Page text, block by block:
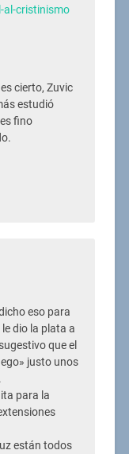
al-cristinismo
cierto, Zuvic
estudió
fino
eso para
dio la plata a
que el
justo unos
para la
están todos